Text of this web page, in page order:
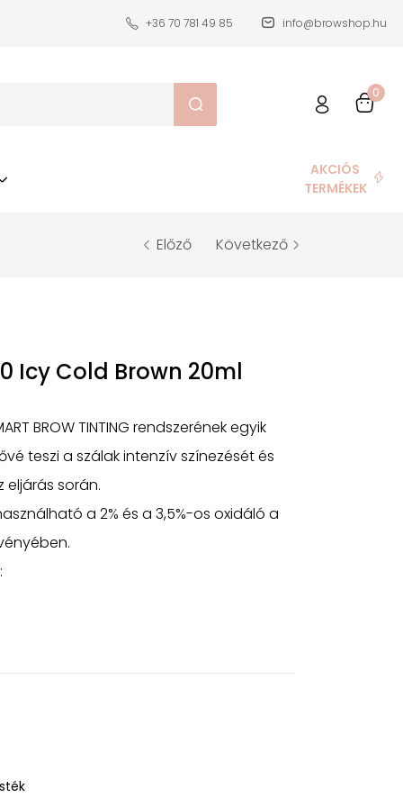
+36 70 781 49 85 info@browshop.hu
0
AKCIÓS
TERMÉKEK
Előző Következő
Icy Cold Brown 20ml
BROW TINTING rendszerének egyik
teszi a szálak intenzív színezését és
során.
a 2% és a 3,5%-os oxidáló a